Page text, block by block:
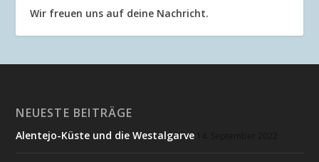
Wir freuen uns auf deine Nachricht.
NEUESTE BEITRÄGE
Alentejo-Küste und die Westalgarve